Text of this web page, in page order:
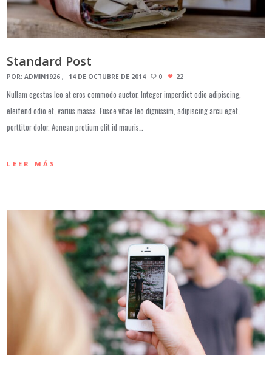
Standard Post
POR:ADMIN1926 14 DE OCTUBRE DE 2014 0 22
Nullam egestas leo at eros commodo auctor. Integer imperdiet odio adipiscing,
eleifend odio et, varius massa. Fusce vitae leo dignissim, adipiscing arcu eget,
porttitor dolor. Aenean pretium elit id mauris…
LEER MÁS